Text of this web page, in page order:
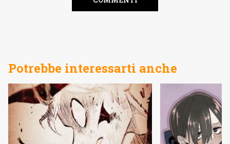
Potrebbe interessarti anche